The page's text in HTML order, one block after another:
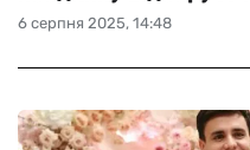
6 серпня 2025, 14:48